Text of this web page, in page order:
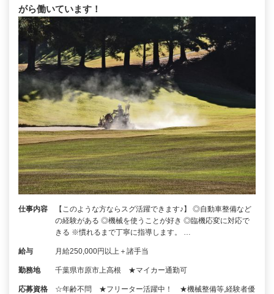
がら働いています！
仕事内容
【このような方ならスグ活躍できます♪】 ◎自動車整備など
の経験がある ◎機械を使うことが好き ◎臨機応変に対応で
きる ※慣れるまで丁寧に指導します。 …
給与 月給250,000円以上＋諸手当
勤務地 千葉県市原市上高根 ★マイカー通勤可
応募資格
☆年齢不問 ★フリーター活躍中！ ★機械整備等,経験者優